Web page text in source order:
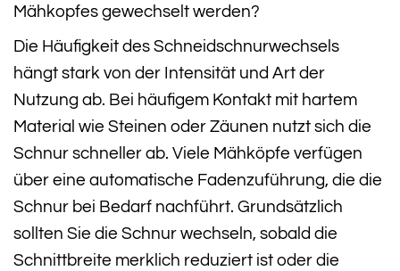
Mähkopfes gewechselt werden?
Die Häufigkeit des Schneidschnurwechsels
hängt stark von der Intensität und Art der
Nutzung ab. Bei häufigem Kontakt mit hartem
Material wie Steinen oder Zäunen nutzt sich die
Schnur schneller ab. Viele Mähköpfe verfügen
über eine automatische Fadenzuführung, die die
Schnur bei Bedarf nachführt. Grundsätzlich
sollten Sie die Schnur wechseln, sobald die
Schnittbreite merklich reduziert ist oder die